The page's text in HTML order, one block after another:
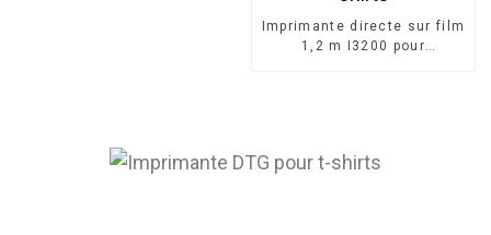
Imprimante directe sur film
1,2 m I3200 pour